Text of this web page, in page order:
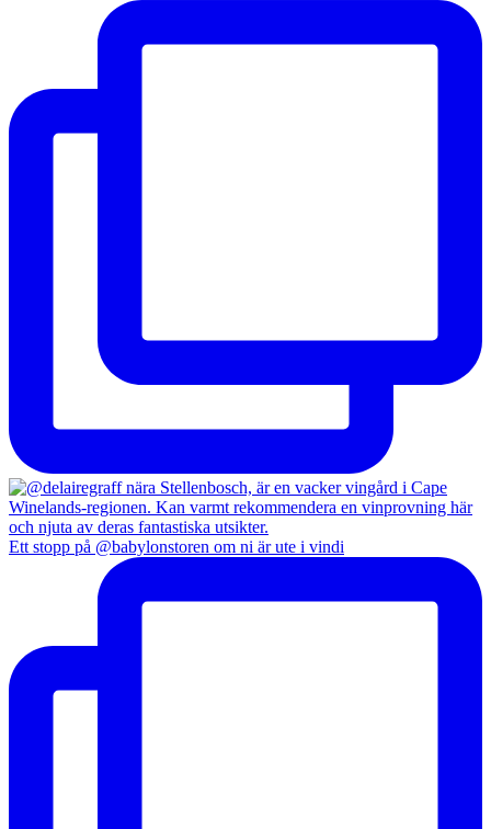
Ett stopp på @babylonstoren om ni är ute i vindi